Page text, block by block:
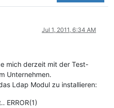
Jul 1, 2011, 6:34 AM
mich derzeit mit der Test-
Unternehmen.
Ldap Modul zu installieren:
ERROR(1)